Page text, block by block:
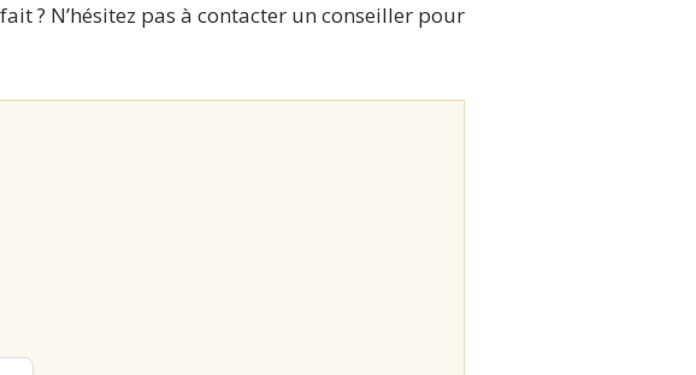
? N’hésitez pas à contacter un conseiller pour